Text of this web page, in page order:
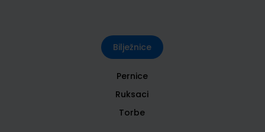
Bilježnice
Pernice
Ruksaci
Torbe